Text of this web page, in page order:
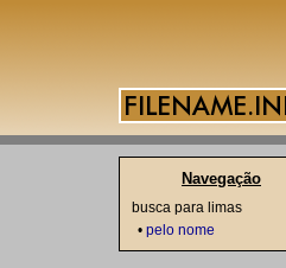
Navegação
busca para limas
• pelo nome